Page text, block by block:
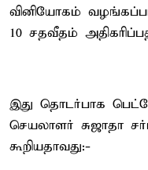
வினியோகம்
10 சதவீதம்
இது தொடர்பாக
செயலாளர் சுஜாதா
கூறியதாவது:-